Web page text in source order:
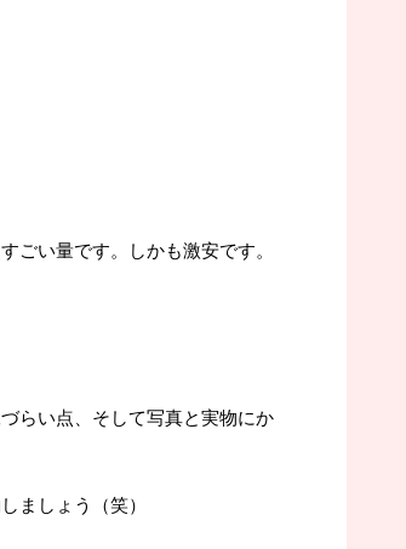
ごい量です。しかも激安です。
らい点、そして写真と実物にか
ましょう（笑）